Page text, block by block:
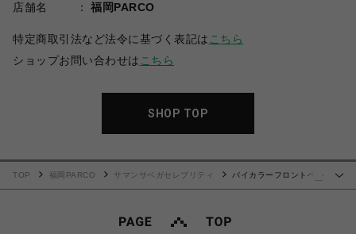
店舗名
福岡PARCO
特定商取引法など法令に基づく表記は こちら
ショップお問い合わせは こちら
SHOP TOP
…
TOP 福岡PARCO サマンサベガセレブリティ
バイカラーフロントベル